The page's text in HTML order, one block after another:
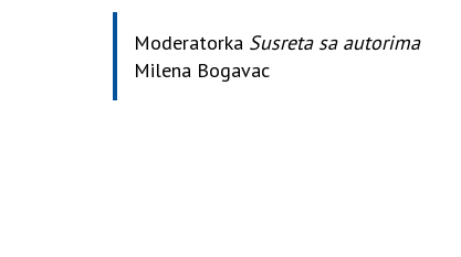
Moderatorka Susreta sa autorima
Milena Bogavac